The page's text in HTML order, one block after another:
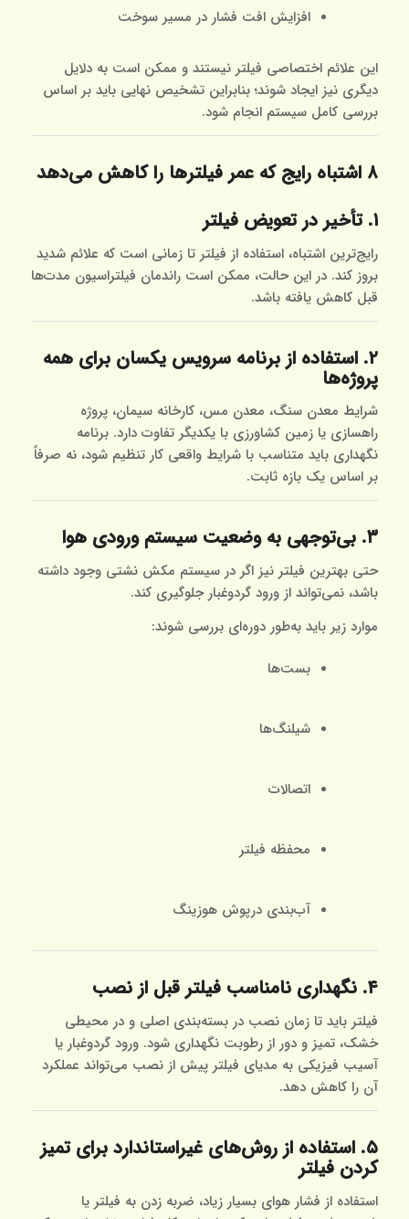
افزایش افت فشار در مسیر سوخت
این علائم اختصاصی فیلتر نیستند و ممکن است به دلایل
دیگری نیز ایجاد شوند؛ بنابراین تشخیص نهایی باید بر اساس
بررسی کامل سیستم انجام شود.
۸ اشتباه رایج که عمر فیلترها را کاهش می‌دهد
۱. تأخیر در تعویض فیلتر
رایج‌ترین اشتباه، استفاده از فیلتر تا زمانی است که علائم شدید
بروز کند. در این حالت، ممکن است راندمان فیلتراسیون مدت‌ها
قبل کاهش یافته باشد.
۲. استفاده از برنامه سرویس یکسان برای همه
پروژه‌ها
شرایط معدن سنگ، معدن مس، کارخانه سیمان، پروژه
راهسازی یا زمین کشاورزی با یکدیگر تفاوت دارد. برنامه
نگهداری باید متناسب با شرایط واقعی کار تنظیم شود، نه صرفاً
بر اساس یک بازه ثابت.
۳. بی‌توجهی به وضعیت سیستم ورودی هوا
حتی بهترین فیلتر نیز اگر در سیستم مکش نشتی وجود داشته
باشد، نمی‌تواند از ورود گردوغبار جلوگیری کند.
موارد زیر باید به‌طور دوره‌ای بررسی شوند:
بست‌ها
شیلنگ‌ها
اتصالات
محفظه فیلتر
آب‌بندی درپوش هوزینگ
۴. نگهداری نامناسب فیلتر قبل از نصب
فیلتر باید تا زمان نصب در بسته‌بندی اصلی و در محیطی
خشک، تمیز و دور از رطوبت نگهداری شود. ورود گردوغبار یا
آسیب فیزیکی به مدیای فیلتر پیش از نصب می‌تواند عملکرد
آن را کاهش دهد.
۵. استفاده از روش‌های غیراستاندارد برای تمیز
کردن فیلتر
استفاده از فشار هوای بسیار زیاد، ضربه زدن به فیلتر یا